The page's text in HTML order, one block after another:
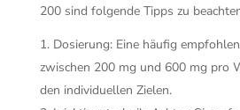
200 sind folgende Tipps zu
Dosierung: Eine häufig
zwischen 200 mg und 600 mg pro
den individuellen Zielen.